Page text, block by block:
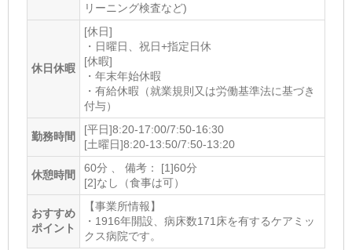
リーニング検査など)
休日休暇
[休日]
・日曜日、祝日+指定日休
[休暇]
・年末年始休暇
・有給休暇（就業規則又は労働基準法に基づき
付与）
勤務時間
[平日]8:20-17:00/7:50-16:30
[土曜日]8:20-13:50/7:50-13:20
休憩時間
60分 、 備考： [1]60分
[2]なし（食事は可）
おすすめ
ポイント
【事業所情報】
・1916年開設、病床数171床を有するケアミッ
クス病院です。